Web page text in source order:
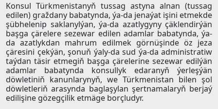
Konsul Türkmenistanyň tussag astyna alnan (tussag
edilen) graždany babatynda, ýa-da jenaýat işini etmekde
şübhelenip saklanylýan, ýa-da azatlygyny çäklendirýän
başga çärelere sezewar edilen adamlar babatynda, ýa-
da azatlykdan mahrum edilmek görnüşinde öz jeza
çäresini çekýän, şonuň ýaly-da sud ýa-da administratiw
taýdan täsir etmegiň başga çärelerine sezewar edilýän
adamlar babatynda konsullyk edaranyň ýerleşýän
döwletiniň kanunlarynyň, we Türkmenistan bilen şol
döwletleriň arasynda baglaşylan şertnamalaryň berjaý
edilişine gözegçilik etmäge borçludyr.